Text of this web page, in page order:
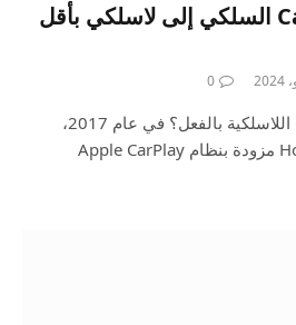
كيفية تحويل CarPlay السلكي إلى لاسلكي بأقل
0
هل تعمل محولات CarPlay اللاسلكية بالفعل؟ في عام 2017،
اشتريت سيارة Honda Civic مزودة بنظام Apple CarPlay